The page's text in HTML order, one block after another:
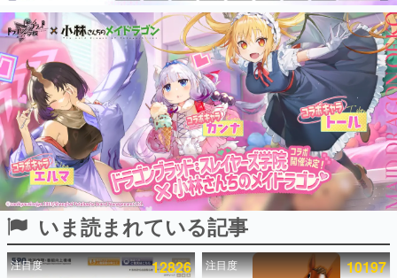
ピックアップ
電ファミのいま読まれている記事ランキング
アプリセール情報
インタビュー
連載・特集一覧
殿堂入り記事
SNS拡散数が数千以上！ ページビュー数万以上！ などな
ど。多くの人々に読まれた、電ファミ渾身の“殿堂入り”記
事をまとめました。
いま読まれている記事
注目度 12826 注目度 10197